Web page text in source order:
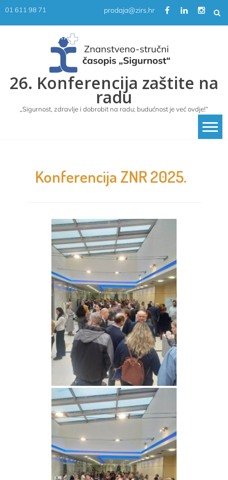
Skip01 611 98 71 prodaja@zirs.hr
26. Konferencija zaštite na
radu
„Sigurnost, zdravlje i dobrobit na radu; budućnost je već ovdje!“
Konferencija ZNR 2025.